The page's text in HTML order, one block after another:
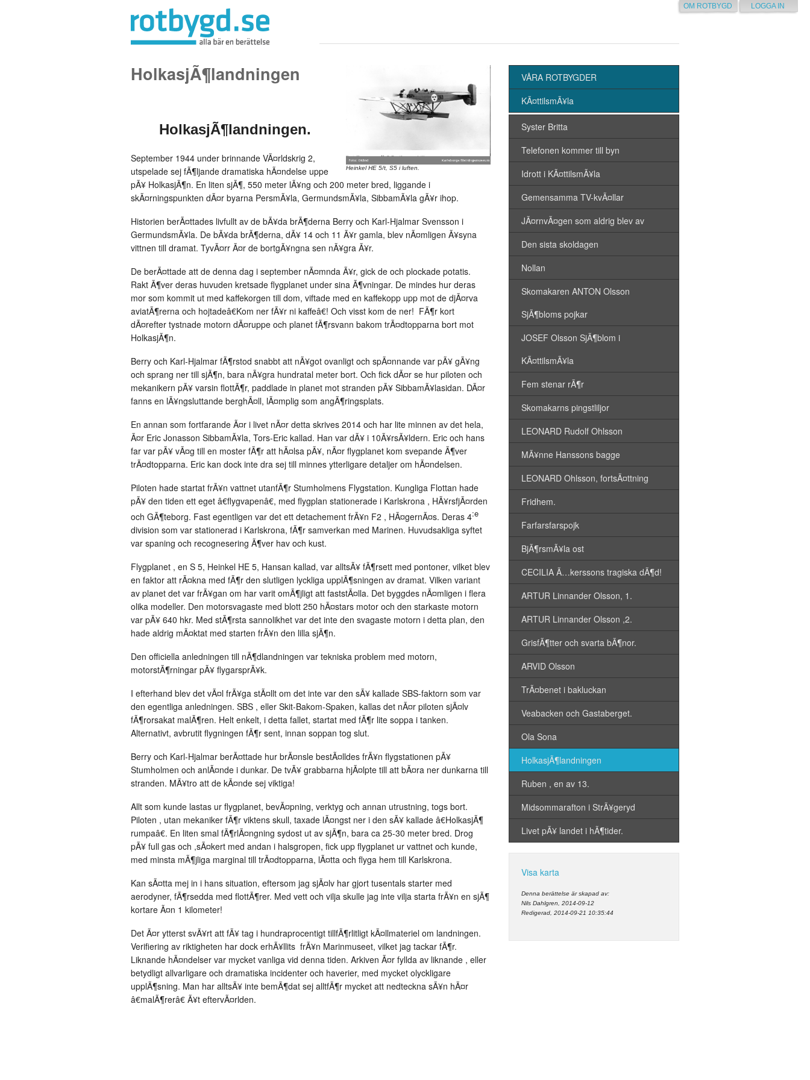
LOGGA IN
OM ROTBYGD
Heinkel HE 5/t, S5 i luften.
HolkasjÃ¶landningen
HolkasjÃ¶landningen.
September 1944 under brinnande VÃ¤rldskrig 2,
utspelade sej fÃ¶ljande dramatiska hÃ¤ndelse uppe
pÃ¥ HolkasjÃ¶n. En liten sjÃ¶, 550 meter lÃ¥ng och 200 meter bred, liggande i
skÃ¤rningspunkten dÃ¤r byarna PersmÃ¥la, GermundsmÃ¥la, SibbamÃ¥la gÃ¥r ihop.
Historien berÃ¤ttades livfullt av de bÃ¥da brÃ¶derna Berry och Karl-Hjalmar Svensson i
GermundsmÃ¥la. De bÃ¥da brÃ¶derna, dÃ¥ 14 och 11 Ã¥r gamla, blev nÃ¤mligen Ã¥syna
vittnen till dramat. TyvÃ¤rr Ã¤r de bortgÃ¥ngna sen nÃ¥gra Ã¥r.
De berÃ¤ttade att de denna dag i september nÃ¤mnda Ã¥r, gick de och plockade potatis.
Rakt Ã¶ver deras huvuden kretsade flygplanet under sina Ã¶vningar. De mindes hur deras
mor som kommit ut med kaffekorgen till dom, viftade med en kaffekopp upp mot de djÃ¤rva
aviatÃ¶rerna och hojtadeâ€Kom ner fÃ¥r ni kaffeâ€! Och visst kom de ner! FÃ¶r kort
dÃ¤refter tystnade motorn dÃ¤ruppe och planet fÃ¶rsvann bakom trÃ¤dtopparna bort mot
HolkasjÃ¶n.
Berry och Karl-Hjalmar fÃ¶rstod snabbt att nÃ¥got ovanligt och spÃ¤nnande var pÃ¥ gÃ¥ng
och sprang ner till sjÃ¶n, bara nÃ¥gra hundratal meter bort. Och fick dÃ¤r se hur piloten och
mekanikern pÃ¥ varsin flottÃ¶r, paddlade in planet mot stranden pÃ¥ SibbamÃ¥lasidan. DÃ¤r
fanns en lÃ¥ngsluttande berghÃ¤ll, lÃ¤mplig som angÃ¶ringsplats.
En annan som fortfarande Ã¤r i livet nÃ¤r detta skrives 2014 och har lite minnen av det hela,
Ã¤r Eric Jonasson SibbamÃ¥la, Tors-Eric kallad. Han var dÃ¥ i 10Ã¥rsÃ¥ldern. Eric och hans
far var pÃ¥ vÃ¤g till en moster fÃ¶r att hÃ¤lsa pÃ¥, nÃ¤r flygplanet kom svepande Ã¶ver
trÃ¤dtopparna. Eric kan dock inte dra sej till minnes ytterligare detaljer om hÃ¤ndelsen.
Piloten hade startat frÃ¥n vattnet utanfÃ¶r Stumholmens Flygstation. Kungliga Flottan hade
pÃ¥ den tiden ett eget â€flygvapenâ€, med flygplan stationerade i Karlskrona , HÃ¥rsfjÃ¤rden
och GÃ¶teborg. Fast egentligen var det ett detachement frÃ¥n F2 , HÃ¤gernÃ¤s. Deras 4:e
division som var stationerad i Karlskrona, fÃ¶r samverkan med Marinen. Huvudsakliga syftet
var spaning och recognesering Ã¶ver hav och kust.
Flygplanet , en S 5, Heinkel HE 5, Hansan kallad, var alltsÃ¥ fÃ¶rsett med pontoner, vilket blev
en faktor att rÃ¤kna med fÃ¶r den slutligen lyckliga upplÃ¶sningen av dramat. Vilken variant
av planet det var frÃ¥gan om har varit omÃ¶jligt att faststÃ¤lla. Det byggdes nÃ¤mligen i flera
olika modeller. Den motorsvagaste med blott 250 hÃ¤stars motor och den starkaste motorn
var pÃ¥ 640 hkr. Med stÃ¶rsta sannolikhet var det inte den svagaste motorn i detta plan, den
hade aldrig mÃ¤ktat med starten frÃ¥n den lilla sjÃ¶n.
Den officiella anledningen till nÃ¶dlandningen var tekniska problem med motorn,
motorstÃ¶rningar pÃ¥ flygarsprÃ¥k.
I efterhand blev det vÃ¤l frÃ¥ga stÃ¤llt om det inte var den sÃ¥ kallade SBS-faktorn som var
den egentliga anledningen. SBS , eller Skit-Bakom-Spaken, kallas det nÃ¤r piloten sjÃ¤lv
fÃ¶rorsakat malÃ¶ren. Helt enkelt, i detta fallet, startat med fÃ¶r lite soppa i tanken.
Alternativt, avbrutit flygningen fÃ¶r sent, innan soppan tog slut.
Berry och Karl-Hjalmar berÃ¤ttade hur brÃ¤nsle bestÃ¤lldes frÃ¥n flygstationen pÃ¥
Stumholmen och anlÃ¤nde i dunkar. De tvÃ¥ grabbarna hjÃ¤lpte till att bÃ¤ra ner dunkarna till
stranden. MÃ¥tro att de kÃ¤nde sej viktiga!
Allt som kunde lastas ur flygplanet, bevÃ¤pning, verktyg och annan utrustning, togs bort.
Piloten , utan mekaniker fÃ¶r viktens skull, taxade lÃ¤ngst ner i den sÃ¥ kallade â€HolkasjÃ¶
rumpaâ€. En liten smal fÃ¶rlÃ¤ngning sydost ut av sjÃ¶n, bara ca 25-30 meter bred. Drog
pÃ¥ full gas och ,sÃ¤kert med andan i halsgropen, fick upp flygplanet ur vattnet och kunde,
med minsta mÃ¶jliga marginal till trÃ¤dtopparna, lÃ¤tta och flyga hem till Karlskrona.
Kan sÃ¤tta mej in i hans situation, eftersom jag sjÃ¤lv har gjort tusentals starter med
aerodyner, fÃ¶rsedda med flottÃ¶rer. Med vett och vilja skulle jag inte vilja starta frÃ¥n en sjÃ¶
kortare Ã¤n 1 kilometer!
Det Ã¤r ytterst svÃ¥rt att fÃ¥ tag i hundraprocentigt tillfÃ¶rlitligt kÃ¤llmateriel om landningen.
Verifiering av riktigheten har dock erhÃ¥llits frÃ¥n Marinmuseet, vilket jag tackar fÃ¶r.
Liknande hÃ¤ndelser var mycket vanliga vid denna tiden. Arkiven Ã¤r fyllda av liknande , eller
betydligt allvarligare och dramatiska incidenter och haverier, med mycket olyckligare
upplÃ¶sning. Man har alltsÃ¥ inte bemÃ¶dat sej alltfÃ¶r mycket att nedteckna sÃ¥n hÃ¤r
â€malÃ¶rerâ€ Ã¥t eftervÃ¤rlden.
VÅRA ROTBYGDER
KÃ¤ttilsmÃ¥la
Syster Britta
Telefonen kommer till byn
Idrott i KÃ¤ttilsmÃ¥la
Gemensamma TV-kvÃ¤llar
JÃ¤rnvÃ¤gen som aldrig blev av
Den sista skoldagen
Nollan
Skomakaren ANTON Olsson
SjÃ¶bloms pojkar
JOSEF Olsson SjÃ¶blom i
KÃ¤ttilsmÃ¥la
Fem stenar rÃ¶r
Skomakarns pingstliljor
LEONARD Rudolf Ohlsson
MÃ¥nne Hanssons bagge
LEONARD Ohlsson, fortsÃ¤ttning
Fridhem.
Farfarsfarspojk
BjÃ¶rsmÃ¥la ost
CECILIA Ã…kerssons tragiska dÃ¶d!
ARTUR Linnander Olsson, 1.
ARTUR Linnander Olsson ,2.
GrisfÃ¶tter och svarta bÃ¶nor.
ARVID Olsson
TrÃ¤benet i bakluckan
Veabacken och Gastaberget.
Ola Sona
HolkasjÃ¶landningen
Ruben , en av 13.
Midsommarafton i StrÃ¥geryd
Livet pÃ¥ landet i hÃ¶tider.
Visa karta
Denna berättelse är skapad av:
Nils Dahlgren, 2014-09-12
Redigerad, 2014-09-21 10:35:44